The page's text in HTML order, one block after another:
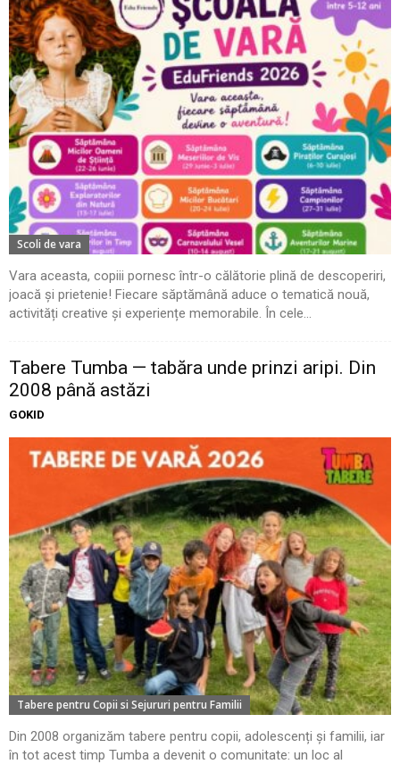
Scoli de vara
Vara aceasta, copiii pornesc într-o călătorie plină de descoperiri,
joacă și prietenie! Fiecare săptămână aduce o tematică nouă,
activități creative și experiențe memorabile. În cele...
Tabere Tumba — tabăra unde prinzi aripi. Din
2008 până astăzi
GOKID
Tabere pentru Copii si Sejururi pentru Familii
Din 2008 organizăm tabere pentru copii, adolescenți și familii, iar
în tot acest timp Tumba a devenit o comunitate: un loc al